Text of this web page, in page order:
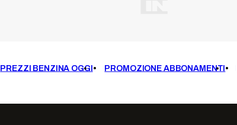
PREZZI BENZINA OGGI PROMOZIONE ABBONAMENTI